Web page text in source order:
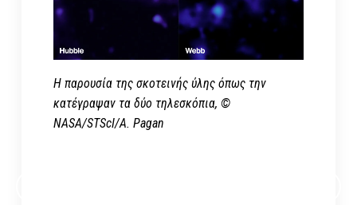
Η παρουσία της σκοτεινής ύλης όπως την
κατέγραψαν τα δύο τηλεσκόπια, ©
NASA/STScI/A. Pagan